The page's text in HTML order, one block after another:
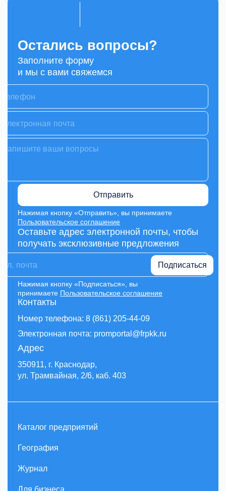
Контакты
Номер телефона: 8 (861) 205-44-09
Электронная почта: promportal@frpkk.ru
Адрес
350911, г. Краснодар,
ул. Трамвайная, 2/6, каб. 403
Остались вопросы?
Заполните форму
и мы с вами свяжемся
Отправить
Нажимая кнопку «Отправить», вы принимаете
Пользовательское соглашение
Оставьте адрес электронной почты, чтобы
получать эксклюзивные предложения
Подписаться
Нажимая кнопку «Подписаться», вы
принимаете Пользовательское соглашение
Каталог предприятий
География
Журнал
Для бизнеса